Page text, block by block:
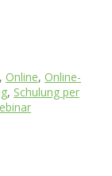
, Online, Online-
, Schulung per